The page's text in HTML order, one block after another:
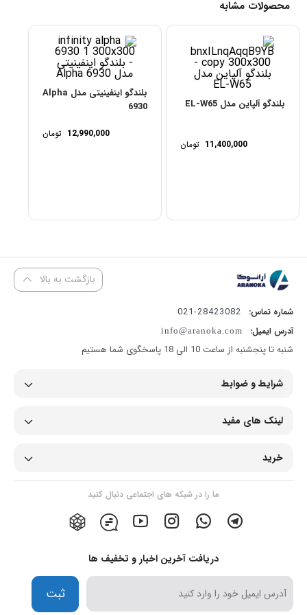
محصولات مشابه
بلندگو آلپاین مدل EL-W65
11,400,000 تومان
بلندگو اینفینیتی مدل Alpha
6930
12,990,000 تومان
بازگشت به بالا
شماره تماس: 28423082-021
آدرس ایمیل: info@aranoka.com
شنبه تا پنجشنبه از ساعت 10 الی 18 پاسخگوی شما هستیم
شرایط و ضوابط
لینک های مفید
خرید
ما را در شبکه های اجتماعی دنبال کنید
دریافت آخرین اخبار و تخفیف ها
ثبت